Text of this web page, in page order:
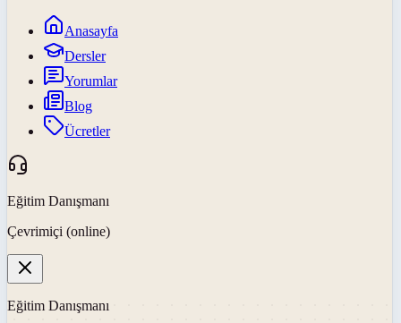
Anasayfa
Dersler
Yorumlar
Blog
Ücretler
Eğitim Danışmanı
Çevrimiçi (online)
Eğitim Danışmanı